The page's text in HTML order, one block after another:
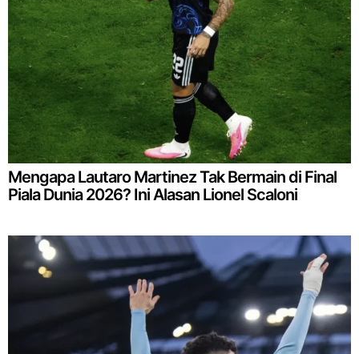
Mengapa Lautaro Martinez Tak Bermain di Final
Piala Dunia 2026? Ini Alasan Lionel Scaloni